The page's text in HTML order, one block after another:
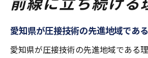
愛知県が圧接技術の先進地域であ
愛知県が圧接技術の先進地域である